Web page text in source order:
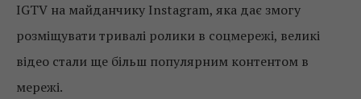
IGTV на майданчику Instagram, яка дає змогу
розміщувати тривалі ролики в соцмережі, великі
відео стали ще більш популярним контентом в
мережі.